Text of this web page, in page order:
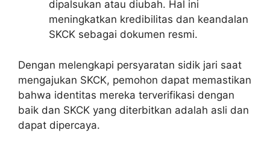
dipalsukan atau diubah. Hal ini
meningkatkan kredibilitas dan keandalan
SKCK sebagai dokumen resmi.
Dengan melengkapi persyaratan sidik jari saat
mengajukan SKCK, pemohon dapat memastikan
bahwa identitas mereka terverifikasi dengan
baik dan SKCK yang diterbitkan adalah asli dan
dapat dipercaya.